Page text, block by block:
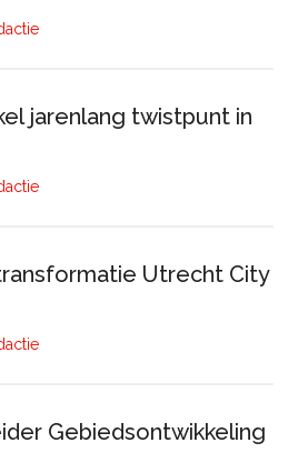
jarenlang twistpunt in
Utrecht City
Gebiedsontwikkeling